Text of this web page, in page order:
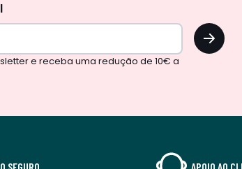
OK
e receba uma redução de 10€ a
SEGURO APOIO AO